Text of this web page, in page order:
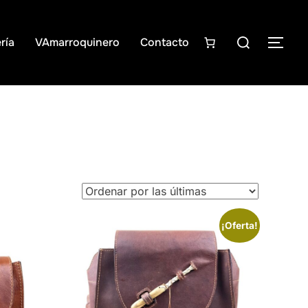
VAmarroquinero Contacto
Buscar:
¡Oferta!